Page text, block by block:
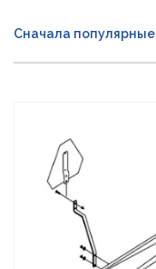
Сначала популярные